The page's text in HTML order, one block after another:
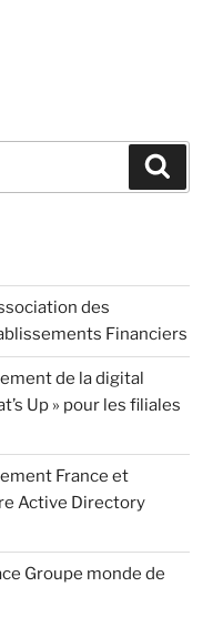
des
Financiers
de la digital
Up » pour les filiales
France et
Active Directory
Groupe monde de